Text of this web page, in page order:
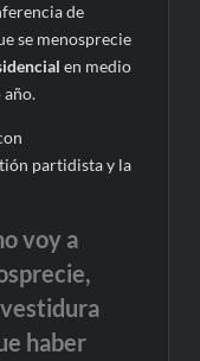
de
se menosprecie
en medio
partidista y la
voy a
haber